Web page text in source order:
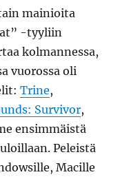
mainioita
-tyyliin
kolmannessa,
vuorossa oli
Trine,
Survivor,
ensimmäistä
Peleistä
Macille